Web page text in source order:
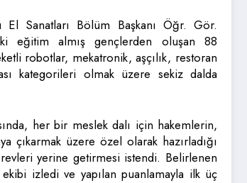
El Sanatları Bölüm Başkanı Öğr. Gör.
eğitim almış gençlerden oluşan 88
robotlar, mekatronik, aşçılık, restoran
kategorileri olmak üzere sekiz dalda
her bir meslek dalı için hakemlerin,
çıkarmak üzere özel olarak hazırladığı
yerine getirmesi istendi. Belirlenen
izledi ve yapılan puanlamayla ilk üç